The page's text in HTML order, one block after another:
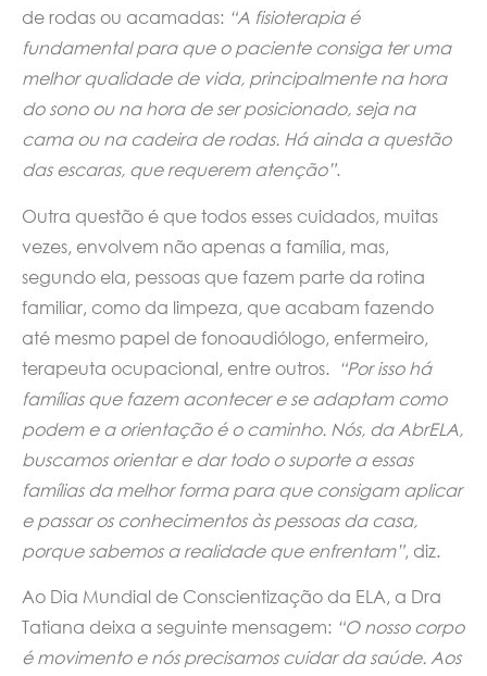
de rodas ou acamadas: “A fisioterapia é
fundamental para que o paciente consiga ter uma
melhor qualidade de vida, principalmente na hora
do sono ou na hora de ser posicionado, seja na
cama ou na cadeira de rodas. Há ainda a questão
das escaras, que requerem atenção”.
Outra questão é que todos esses cuidados, muitas
vezes, envolvem não apenas a família, mas,
segundo ela, pessoas que fazem parte da rotina
familiar, como da limpeza, que acabam fazendo
até mesmo papel de fonoaudiólogo, enfermeiro,
terapeuta ocupacional, entre outros. “Por isso há
famílias que fazem acontecer e se adaptam como
podem e a orientação é o caminho. Nós, da AbrELA,
buscamos orientar e dar todo o suporte a essas
famílias da melhor forma para que consigam aplicar
e passar os conhecimentos às pessoas da casa,
porque sabemos a realidade que enfrentam”, diz.
Ao Dia Mundial de Conscientização da ELA, a Dra
Tatiana deixa a seguinte mensagem: “O nosso corpo
é movimento e nós precisamos cuidar da saúde. Aos